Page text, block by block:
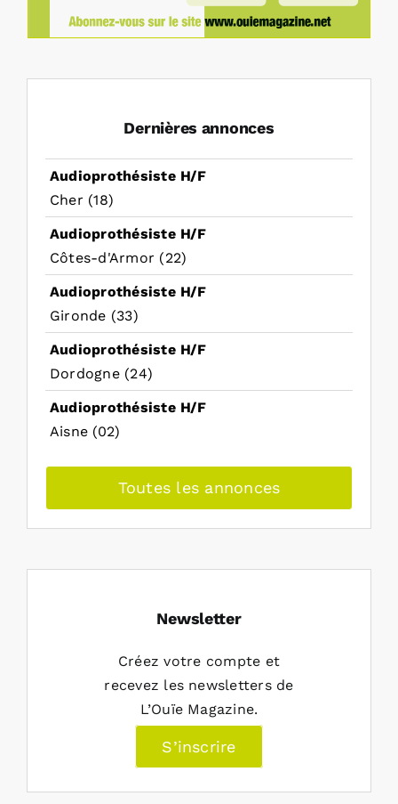
Dernières annonces
Audioprothésiste H/F
Cher (18)
Audioprothésiste H/F
Côtes-d'Armor (22)
Audioprothésiste H/F
Gironde (33)
Audioprothésiste H/F
Dordogne (24)
Audioprothésiste H/F
Aisne (02)
Toutes les annonces
Newsletter
Créez votre compte et
recevez les newsletters de
L’Ouïe Magazine.
S’inscrire